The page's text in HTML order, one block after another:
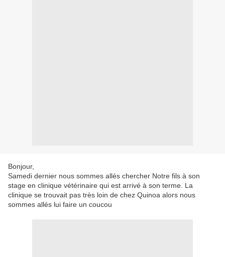
Bonjour,
Samedi dernier nous sommes allés chercher Notre fils à son
stage en clinique vétérinaire qui est arrivé à son terme. La
clinique se trouvait pas très loin de chez Quinoa alors nous
sommes allés lui faire un coucou